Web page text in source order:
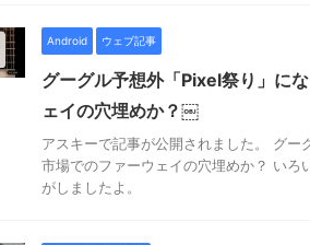
Android ウェブ記事
グーグル予想外「Pixel祭り」に
ェイの穴埋めか？￼
アスキーで記事が公開されました。 グー
市場でのファーウェイの穴埋めか？ いろ
がしましたよ。